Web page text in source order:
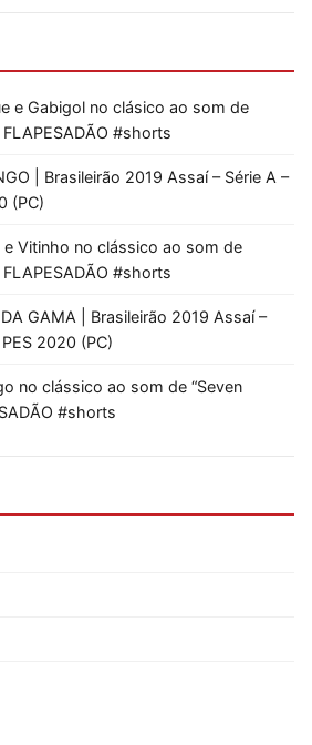
e Gabigol no clásico ao som de
#shorts
| Brasileirão 2019 Assaí – Série A –
(PC)
e Vitinho no clássico ao som de
#shorts
GAMA | Brasileirão 2019 Assaí –
2020 (PC)
no clássico ao som de “Seven
#shorts